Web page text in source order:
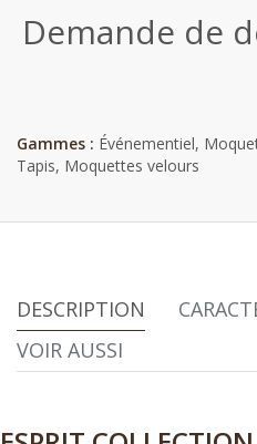
Demande de
Gammes : Événementiel,
Tapis, Moquettes velours
DESCRIPTION
VOIR AUSSI